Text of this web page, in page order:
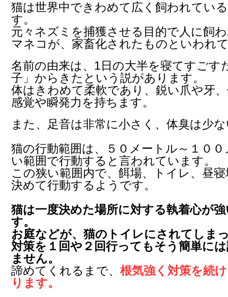
猫は世界中できわめて広く飼われてい
す。
元々ネズミを捕獲させる目的で人に飼
マネコが、家畜化されたものといわれ
名前の由来は、1日の大半を寝てすごす
子」からきたという説があります。
体はきわめて柔軟であり、鋭い爪や牙
感覚や瞬発力を持ちます。
また、足音は非常に小さく、体臭は少
猫の行動範囲は、５０メートル～１０
い範囲で行動すると言われています。
この狭い範囲内で、餌場、トイレ、昼
決めて行動するようです。
猫は一度決めた場所に対する執着心が
す。
お庭などが、猫のトイレにされてしま
対策を１回や２回行ってもそう簡単に
ません。
諦めてくれるまで、 根気強く対策を続
ります。